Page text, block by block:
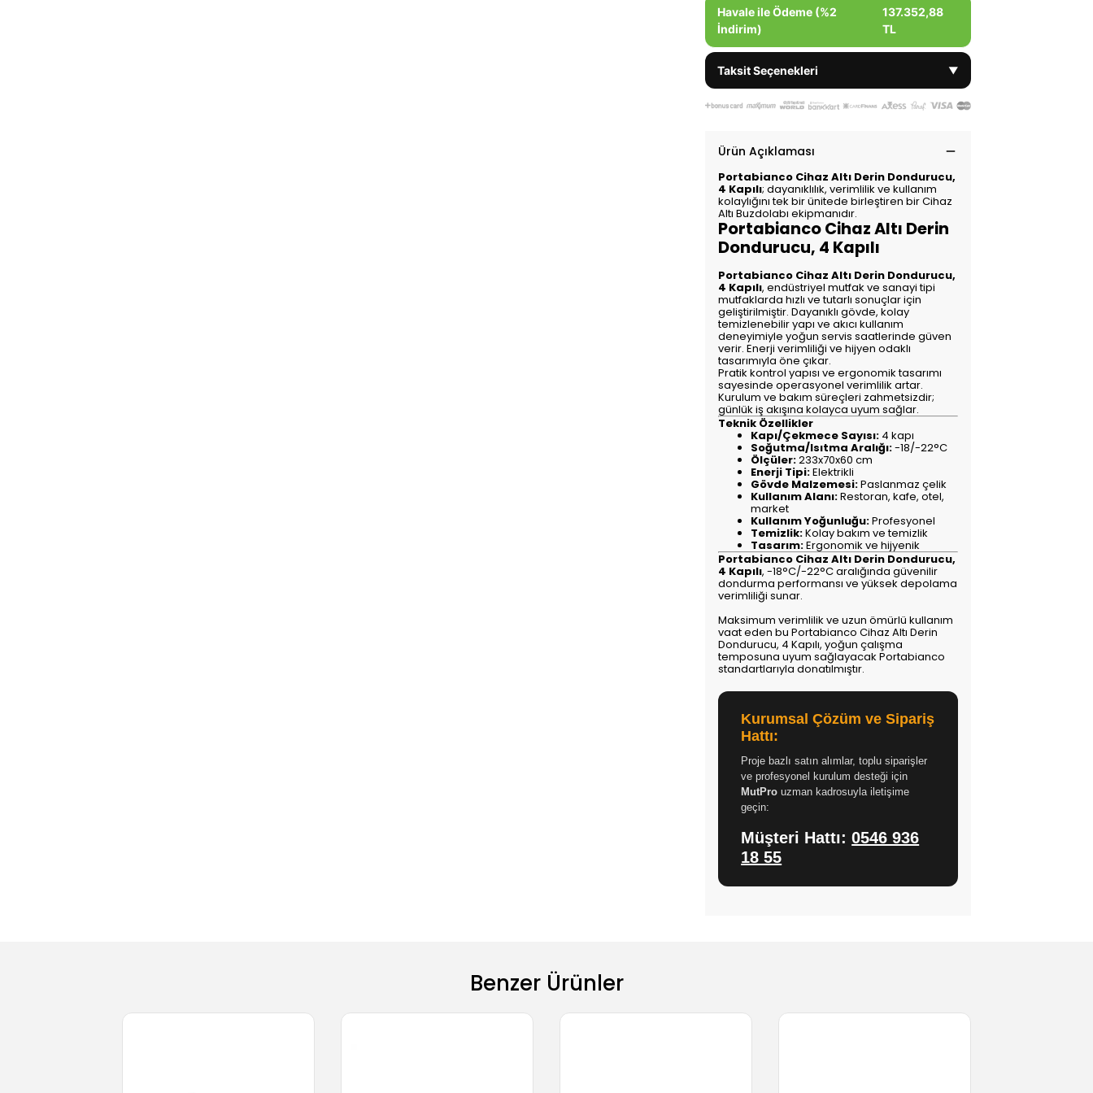
Havale ile Ödeme (%2
İndirim)
137.352,88
TL
Taksit Seçenekleri ▼
Ürün Açıklaması
Portabianco Cihaz Altı Derin Dondurucu,
4 Kapılı; dayanıklılık, verimlilik ve kullanım
kolaylığını tek bir ünitede birleştiren bir Cihaz
Altı Buzdolabı ekipmanıdır.
Portabianco Cihaz Altı Derin
Dondurucu, 4 Kapılı
Portabianco Cihaz Altı Derin Dondurucu,
4 Kapılı, endüstriyel mutfak ve sanayi tipi
mutfaklarda hızlı ve tutarlı sonuçlar için
geliştirilmiştir. Dayanıklı gövde, kolay
temizlenebilir yapı ve akıcı kullanım
deneyimiyle yoğun servis saatlerinde güven
verir. Enerji verimliliği ve hijyen odaklı
tasarımıyla öne çıkar.
Pratik kontrol yapısı ve ergonomik tasarımı
sayesinde operasyonel verimlilik artar.
Kurulum ve bakım süreçleri zahmetsizdir;
günlük iş akışına kolayca uyum sağlar.
Teknik Özellikler
Kapı/Çekmece Sayısı: 4 kapı
Soğutma/Isıtma Aralığı:-18/-22°C
Ölçüler:233x70x60 cm
Enerji Tipi:Elektrikli
Gövde Malzemesi:Paslanmaz çelik
Kullanım Alanı:Restoran, kafe, otel,
market
Kullanım Yoğunluğu:Profesyonel
Temizlik:Kolay bakım ve temizlik
Tasarım:Ergonomik ve hijyenik
Portabianco Cihaz Altı Derin Dondurucu,
4 Kapılı, -18°C/-22°C aralığında güvenilir
dondurma performansı ve yüksek depolama
verimliliği sunar.
Maksimum verimlilik ve uzun ömürlü kullanım
vaat eden bu Portabianco Cihaz Altı Derin
Dondurucu, 4 Kapılı, yoğun çalışma
temposuna uyum sağlayacak Portabianco
standartlarıyla donatılmıştır.
Kurumsal Çözüm ve Sipariş
Hattı:
Proje bazlı satın alımlar, toplu siparişler
ve profesyonel kurulum desteği için
MutPro uzman kadrosuyla iletişime
geçin:
Müşteri Hattı:0546 936
18 55
Benzer Ürünler